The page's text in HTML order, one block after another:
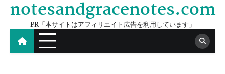
Skip
content
notesandgracenotes.com
PR「本サイトはアフィリエイト広告を利用しています」